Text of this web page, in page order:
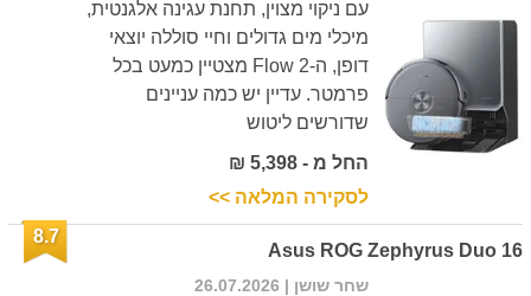
עם ניקוי מצוין, תחנת עגינה אלגנטית,
מיכלי מים גדולים וחיי סוללה יוצאי
דופן, ה-Flow 2 מצטיין כמעט בכל
פרמטר. עדיין יש כמה עניינים
שדורשים ליטוש
החל מ - 5,398 ₪
לסקירה המלאה >>
Asus ROG Zephyrus Duo 16
8.7
שחר שושן | 26.07.2026